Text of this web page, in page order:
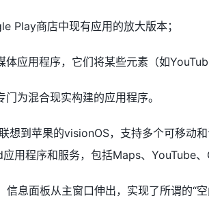
Play商店中现有应用的放大版本；
应用程序，它们将某些元素（如
为混合现实构建的应用程序。
想到苹果的visionOS，支持多个可移动
用程序和服务，包括Maps、YouTube
息面板从主窗口伸出，实现了所谓的“空